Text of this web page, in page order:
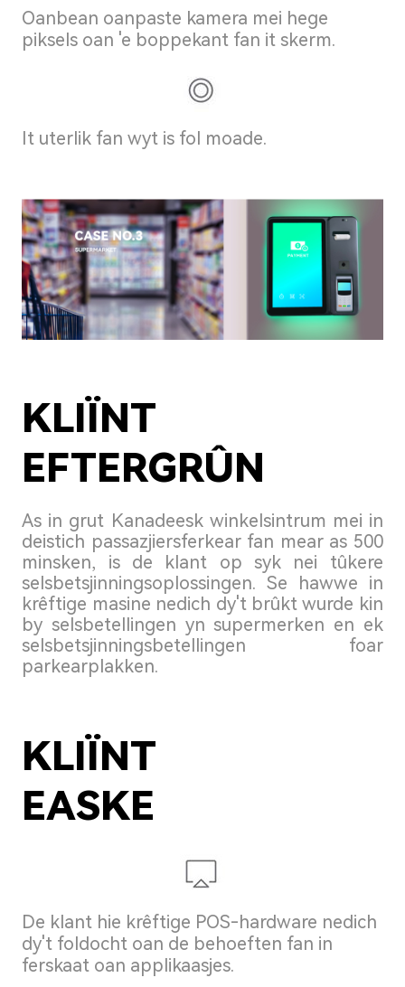
Oanbean oanpaste kamera mei hege
piksels oan 'e boppekant fan it skerm.
It uterlik fan wyt is fol moade.
KLIÏNT
EFTERGRÛN
As in grut Kanadeesk winkelsintrum mei in
deistich passazjiersferkear fan mear as 500
minsken, is de klant op syk nei tûkere
selsbetsjinningsoplossingen. Se hawwe in
krêftige masine nedich dy't brûkt wurde kin
by selsbetellingen yn supermerken en ek
selsbetsjinningsbetellingen foar
parkearplakken.
KLIÏNT
EASKE
De klant hie krêftige POS-hardware nedich
dy't foldocht oan de behoeften fan in
ferskaat oan applikaasjes.